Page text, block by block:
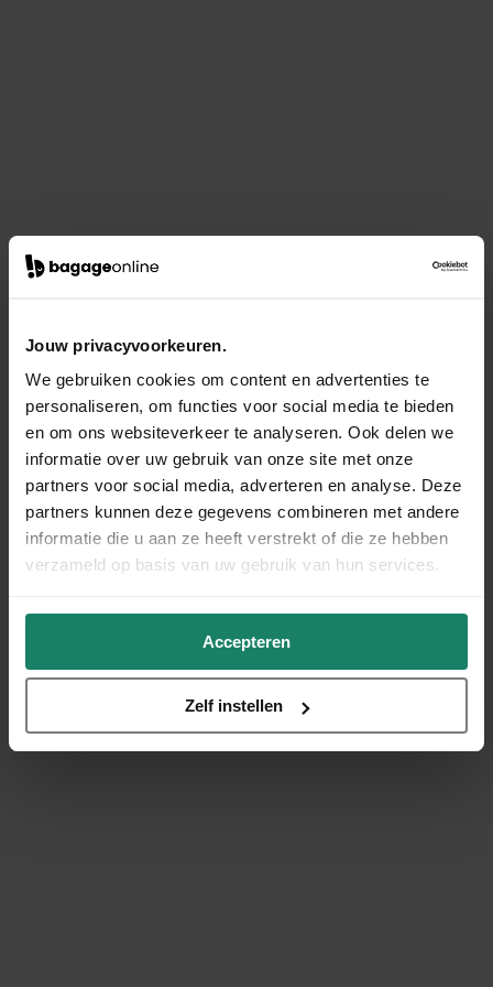
Jouw privacyvoorkeuren.
We gebruiken cookies om content en advertenties te
personaliseren, om functies voor social media te bieden
en om ons websiteverkeer te analyseren. Ook delen we
informatie over uw gebruik van onze site met onze
partners voor social media, adverteren en analyse. Deze
partners kunnen deze gegevens combineren met andere
informatie die u aan ze heeft verstrekt of die ze hebben
verzameld op basis van uw gebruik van hun services.
Accepteren
Zelf instellen